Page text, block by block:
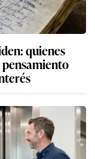
quienes